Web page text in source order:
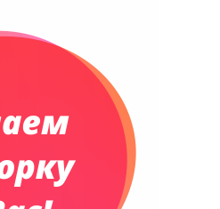
книжки
и ноутбуков